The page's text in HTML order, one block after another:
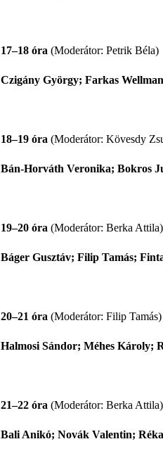
17–18 óra (Moderátor: Petrik Béla)
Czigány György; Farkas
18–19 óra (Moderátor: Kövesdy
Bán-Horváth Veronika; Bokros
19–20 óra (Moderátor: Berka Attila)
Báger Gusztáv; Filip Tamás;
20–21 óra (Moderátor: Filip Tamás)
Halmosi Sándor; Méhes Károly;
21–22 óra (Moderátor: Berka Attila)
Bali Anikó; Novák Valentin;